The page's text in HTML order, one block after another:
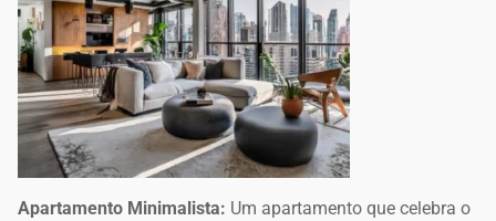
Apartamento Minimalista: Um apartamento que celebra o